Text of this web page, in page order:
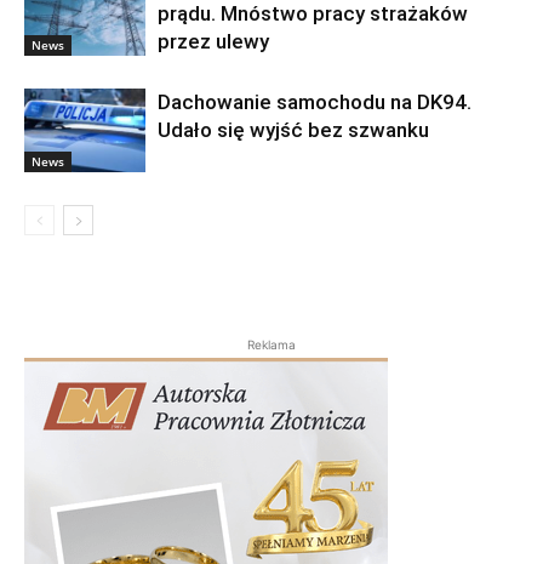
News
prądu. Mnóstwo pracy strażaków
przez ulewy
News
Dachowanie samochodu na DK94.
Udało się wyjść bez szwanku
Reklama